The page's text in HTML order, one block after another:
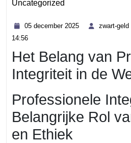
Uncategorized
05 december 2025 zwart-geld
14:56
Het Belang van
Integriteit in de
Professionele
Belangrijke Rol
en Ethiek